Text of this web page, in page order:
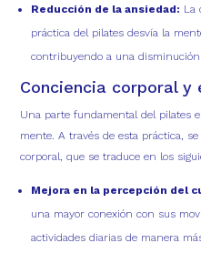
Reducción de la ansiedad: La
práctica del pilates desvía la
contribuyendo a una
Conciencia corporal
Una parte fundamental del pilates
mente. A través de esta práctica,
corporal, que se traduce en los
Mejora en la percepción del
una mayor conexión con sus
actividades diarias de manera